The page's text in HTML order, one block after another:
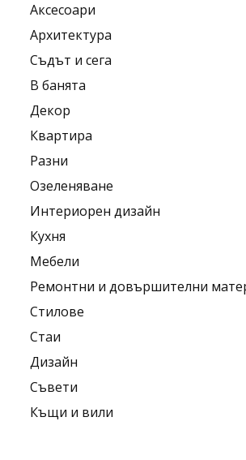
Аксесоари
Архитектура
Съдът и сега
В банята
Декор
Квартира
Разни
Озеленяване
Интериорен дизайн
Кухня
Мебели
Ремонтни и довършителни
Стилове
Стаи
Дизайн
Съвети
Къщи и вили